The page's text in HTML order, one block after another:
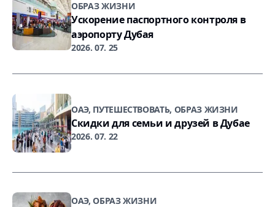
ОБРАЗ ЖИЗНИ
Ускорение паспортного контроля в
аэропорту Дубая
2026. 07. 25
ОАЭ, ПУТЕШЕСТВОВАТЬ, ОБРАЗ ЖИЗНИ
Скидки для семьи и друзей в Дубае
2026. 07. 22
ОАЭ, ОБРАЗ ЖИЗНИ